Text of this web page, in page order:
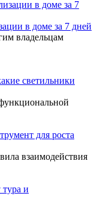
в доме за 7 дней
владельцам
светильники
для роста
взаимодействия
и